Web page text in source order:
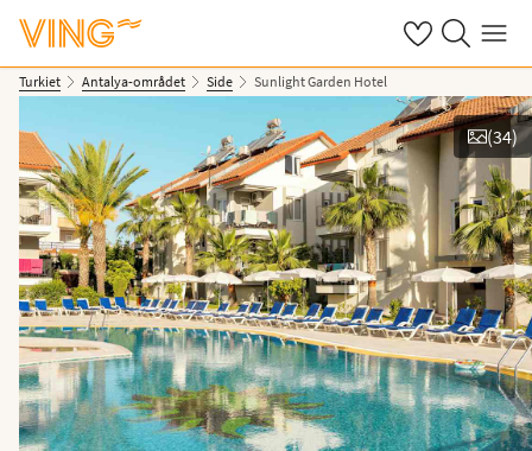
Se dinaSök på ving.se
Meny
Turkiet Antalya-området Side Sunlight Garden Hotel
Se bilder
(34)